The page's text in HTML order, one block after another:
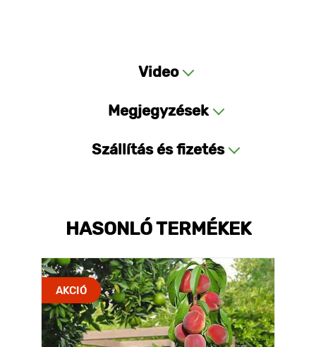
Video
Megjegyzések
Szállítás és fizetés
HASONLÓ TERMÉKEK
AKCIÓ